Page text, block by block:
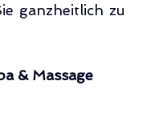
ganzheitlich zu
& Massage